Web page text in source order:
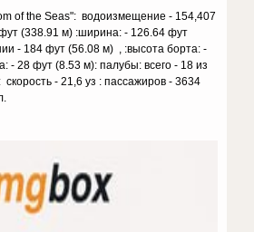
of the Seas": водоизмещение - 154,407
(338.91 м) :ширина: - 126.64 фут
- 184 фут (56.08 м) , :высота борта: -
- 28 фут (8.53 м): палубы: всего - 18 из
- 21,6 уз : пассажиров - 3634